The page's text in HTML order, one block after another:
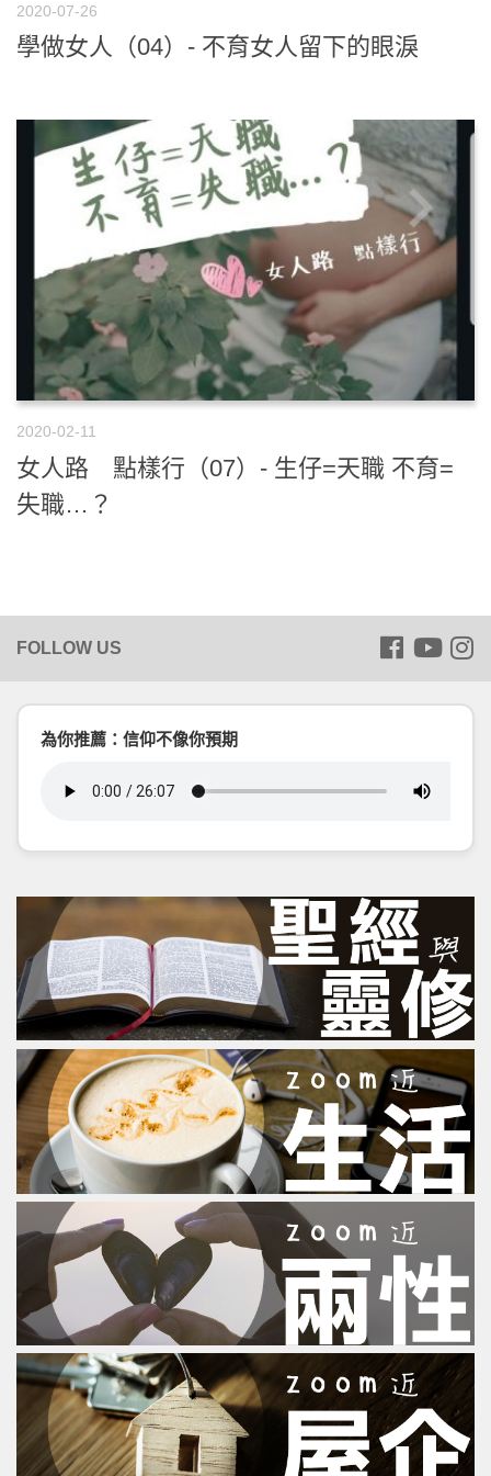
2020-07-26
學做女人（04）- 不育女人留下的眼淚
2020-02-11
女人路 點樣行（07）- 生仔=天職 不育=
失職…？
為你推薦：信仰不像你預期